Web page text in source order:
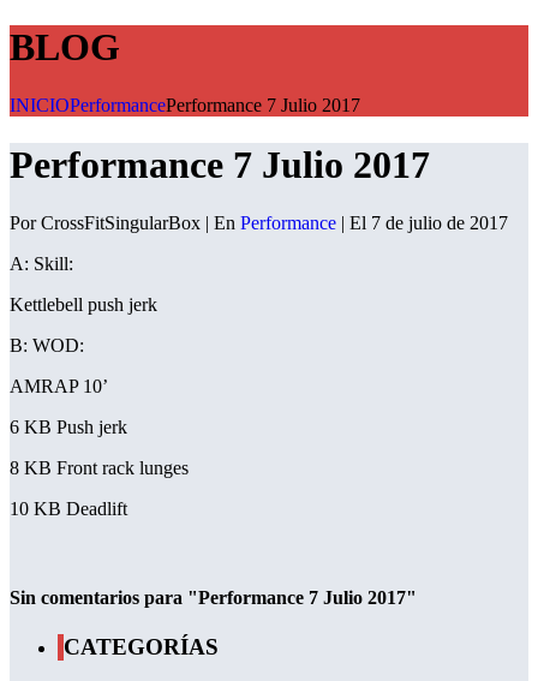
BLOG
INICIOPerformancePerformance 7 Julio 2017
Performance 7 Julio 2017
Por CrossFitSingularBox | En Performance | El 7 de julio de 2017
A: Skill:
Kettlebell push jerk
B: WOD:
AMRAP 10’
6 KB Push jerk
8 KB Front rack lunges
10 KB Deadlift
Sin comentarios para "Performance 7 Julio 2017"
CATEGORÍAS